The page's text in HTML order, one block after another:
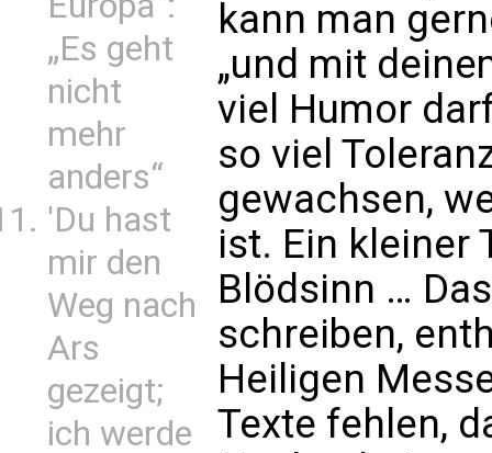
„Es geht
nicht
mehr
anders“
'Du hast
mir den
Weg nach
Ars
gezeigt;
ich werde
kann man
„und mit
viel Humor
so viel
gewachsen,
ist. Ein kleiner
Blödsinn …
schreiben,
Heiligen
Texte fehlen,